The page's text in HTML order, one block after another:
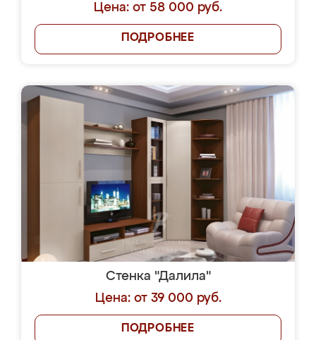
Цена: от 58 000 руб.
ПОДРОБНЕЕ
Стенка "Далила"
Цена: от 39 000 руб.
ПОДРОБНЕЕ